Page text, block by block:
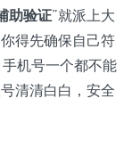
助验证”就派上大
得先确保自己符
机号一个都不能
清清白白，安全